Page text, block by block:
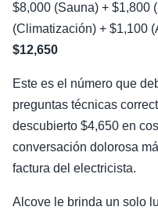
$8,000 (Sauna) + $1,800
(Climatización) + $1,100
$12,650
Este es el número que
preguntas técnicas
descubierto $4,650 en
conversación dolorosa
factura del electricista.
Alcove le brinda un solo